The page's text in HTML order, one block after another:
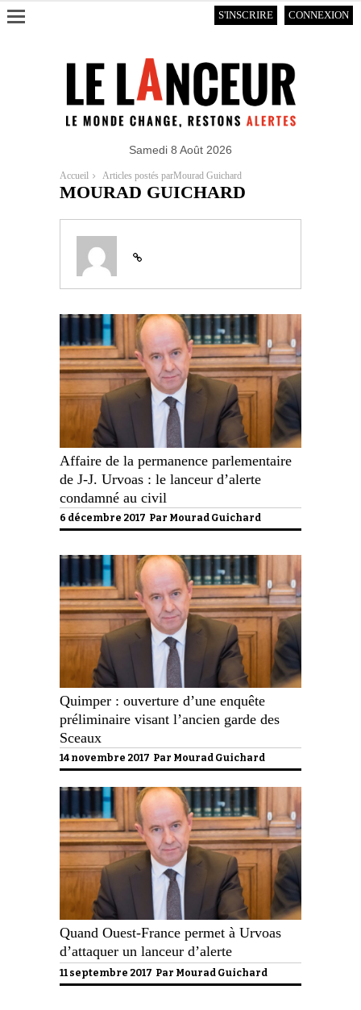
S'INSCRIRE CONNEXION
Samedi 8 Août 2026
Accueil Articles postés parMourad Guichard
MOURAD GUICHARD
Affaire de la permanence parlementaire
de J-J. Urvoas : le lanceur d’alerte
condamné au civil
6 décembre 2017 Par Mourad Guichard
Quimper : ouverture d’une enquête
préliminaire visant l’ancien garde des
Sceaux
14 novembre 2017 Par Mourad Guichard
Quand Ouest-France permet à Urvoas
d’attaquer un lanceur d’alerte
11 septembre 2017 Par Mourad Guichard